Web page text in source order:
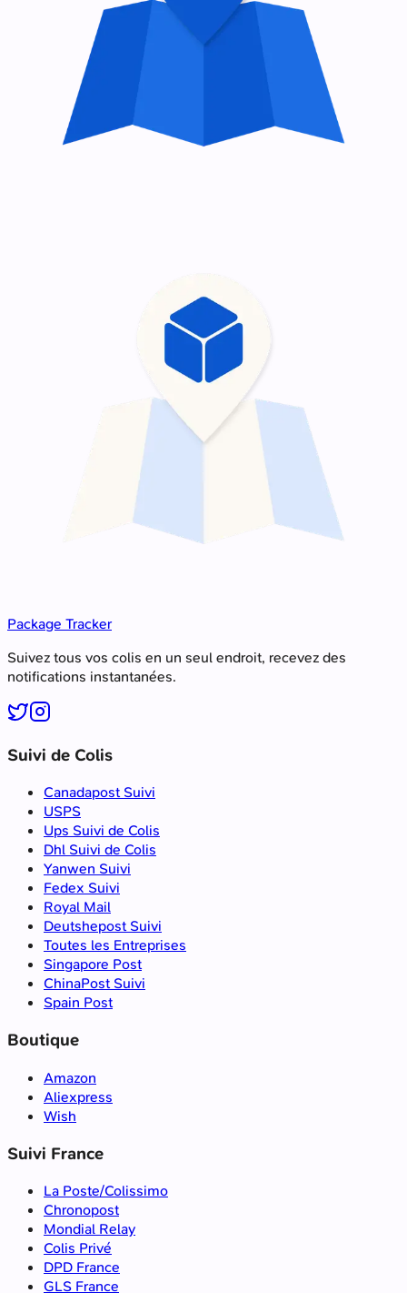
Package Tracker
Suivez tous vos colis en un seul endroit, recevez des
notifications instantanées.
Suivi de Colis
Canadapost Suivi
USPS
Ups Suivi de Colis
Dhl Suivi de Colis
Yanwen Suivi
Fedex Suivi
Royal Mail
Deutshepost Suivi
Toutes les Entreprises
Singapore Post
ChinaPost Suivi
Spain Post
Boutique
Amazon
Aliexpress
Wish
Suivi France
La Poste/Colissimo
Chronopost
Mondial Relay
Colis Privé
DPD France
GLS France